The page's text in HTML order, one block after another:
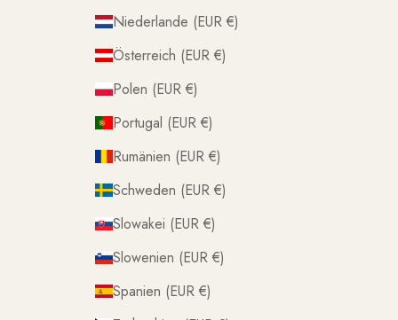
Niederlande (EUR €)
Österreich (EUR €)
Polen (EUR €)
Portugal (EUR €)
Rumänien (EUR €)
Schweden (EUR €)
Slowakei (EUR €)
Slowenien (EUR €)
Spanien (EUR €)